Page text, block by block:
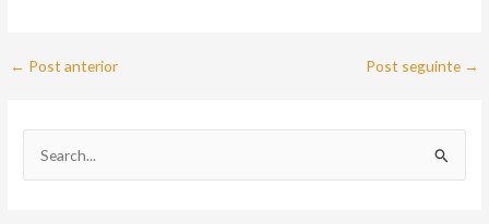
← Post anterior Post seguinte →